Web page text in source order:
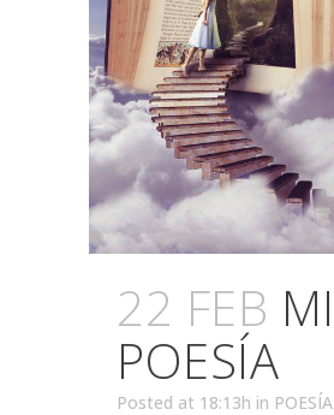
22 FEB MI
POESÍA
Posted at 18:13h in POESÍA